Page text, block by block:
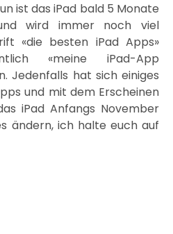
ist das iPad bald 5 Monate
wird immer noch viel
«die besten iPad Apps»
«meine iPad-App
Jedenfalls hat sich einiges
und mit dem Erscheinen
iPad Anfangs November
ändern, ich halte euch auf